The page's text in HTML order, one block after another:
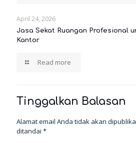
April 24, 2026
Jasa Sekat Ruangan Profesional
Kantor
Read more
Tinggalkan Balasan
Alamat email Anda tidak akan
ditandai *